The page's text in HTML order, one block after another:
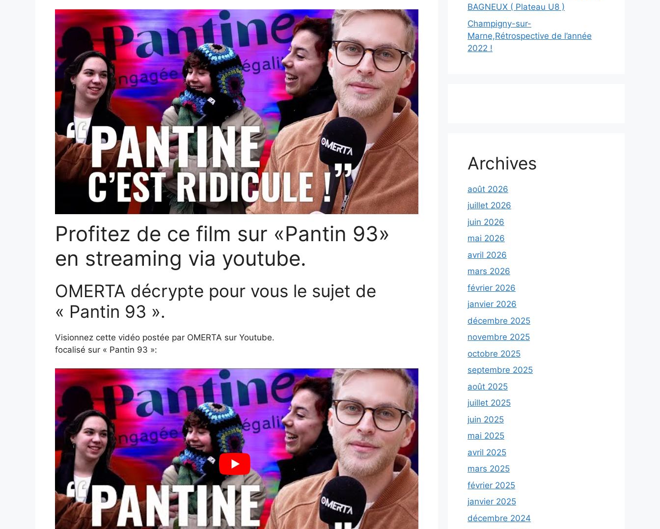
Profitez de ce film sur «Pantin 93»
en streaming via youtube.
OMERTA décrypte pour vous le sujet de
« Pantin 93 ».
Visionnez cette vidéo postée par OMERTA sur Youtube.
focalisé sur « Pantin 93 »:
BAGNEUX ( Plateau U8 )
Champigny-sur-
Marne,Rétrospective de l’année
2022 !
Archives
août 2026
juillet 2026
juin 2026
mai 2026
avril 2026
mars 2026
février 2026
janvier 2026
décembre 2025
novembre 2025
octobre 2025
septembre 2025
août 2025
juillet 2025
juin 2025
mai 2025
avril 2025
mars 2025
février 2025
janvier 2025
décembre 2024